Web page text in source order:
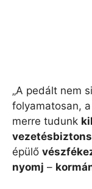
„A pedált nem
folyamatosan, a
merre tudunk
épülő
nyomj –